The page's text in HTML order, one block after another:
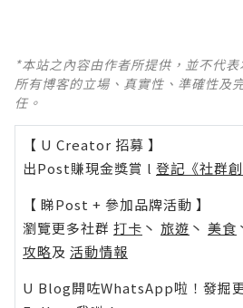
*本站之內容由作者所提供，並不代
所有博客的立場、真實性、準確性及
任。
【 U Creator 招募 】
出Post賺現金獎賞 l 登記《社群
【 睇Post + 參加品牌活動 】
瀏覽更多社群 打卡 丶 旅遊 丶 美食
攻略及 活動情報
U Blog開咗WhatsApp啦！發掘